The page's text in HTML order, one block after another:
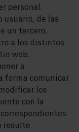
personal.
de las
un tercero,
a los distintos
web.
a
forma comunicar
los
con la
resulte